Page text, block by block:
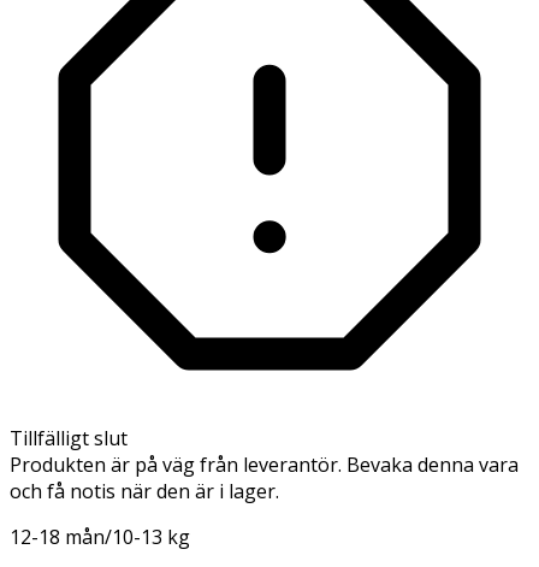
Tillfälligt slut
Produkten är på väg från leverantör. Bevaka denna vara
och få notis när den är i lager.
12-18 mån/10-13 kg